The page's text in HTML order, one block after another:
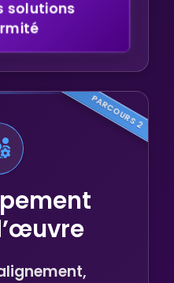
solutions
PARCOURS 2